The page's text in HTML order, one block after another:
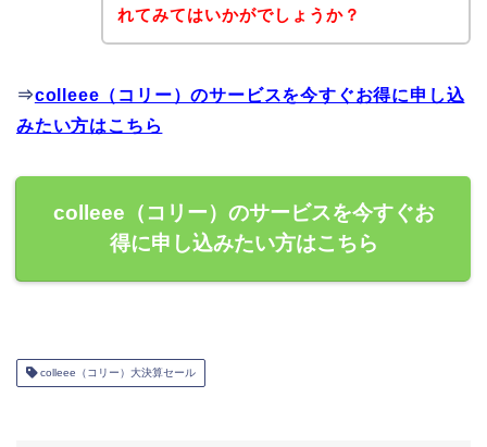
れてみてはいかがでしょうか？
⇒colleee（コリー）のサービスを今すぐお得に申し込
みたい方はこちら
colleee（コリー）のサービスを今すぐお
得に申し込みたい方はこちら
colleee（コリー）大決算セール